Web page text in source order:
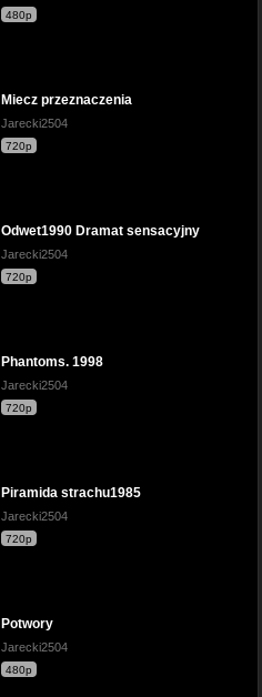
480p
Miecz przeznaczenia
Jarecki2504
720p
Odwet1990 Dramat sensacyjny
Jarecki2504
720p
Phantoms. 1998
Jarecki2504
720p
Piramida strachu1985
Jarecki2504
720p
Potwory
Jarecki2504
480p